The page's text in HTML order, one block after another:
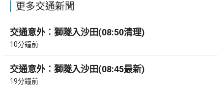
更多交通新聞
交通意外︰獅隧入沙田(08:50清理)
10分鐘前
交通意外︰獅隧入沙田(08:45最新)
19分鐘前